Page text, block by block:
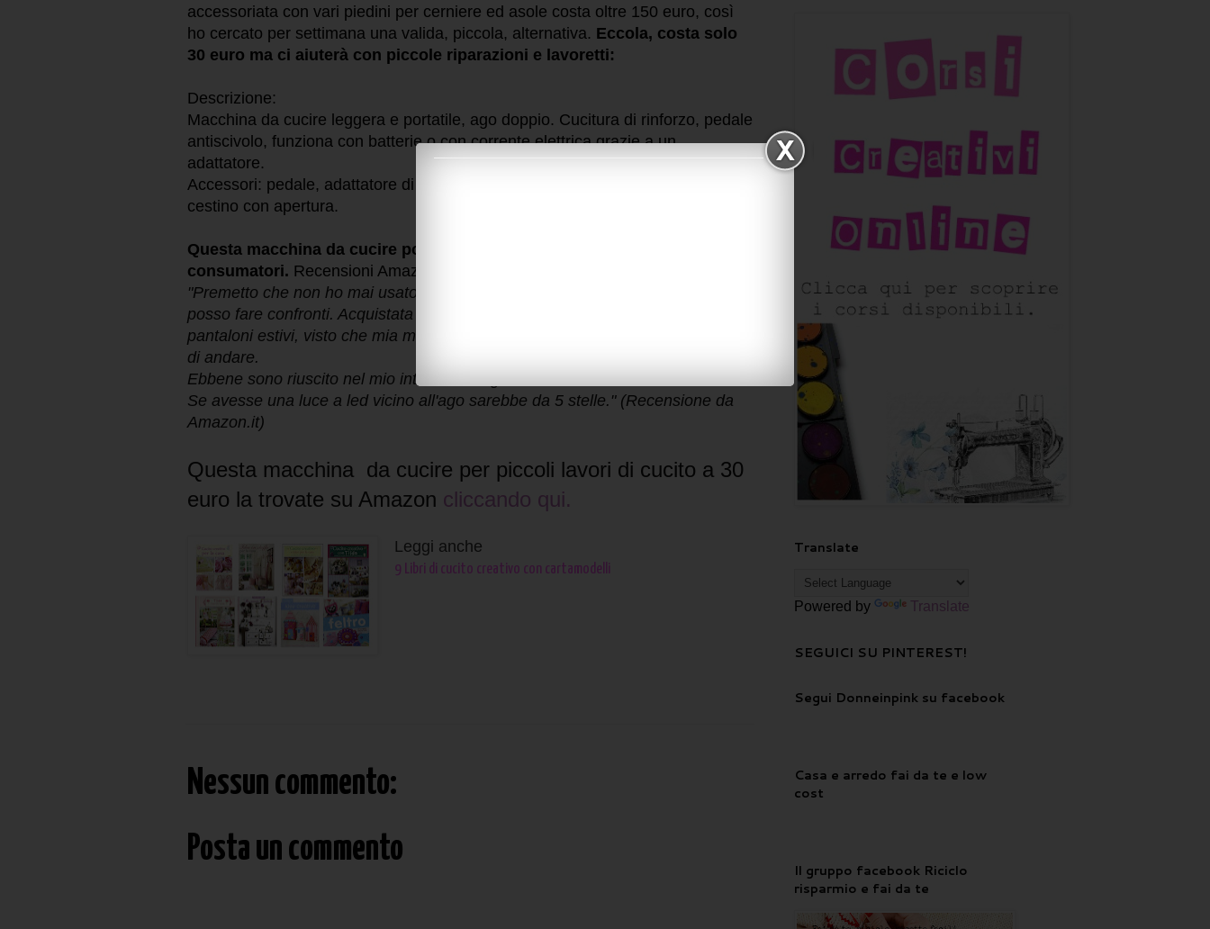
accessoriata con vari piedini per cerniere ed asole costa oltre 150 euro, così
ho cercato per settimana una valida, piccola, alternativa. Eccola, costa solo
30 euro ma ci aiuterà con piccole riparazioni e lavoretti:
Descrizione:
Macchina da cucire leggera e portatile, ago doppio. Cucitura di rinforzo, pedale
antiscivolo, funziona con batterie o con corrente elettrica grazie a un
adattatore.
Accessori: pedale, adattatore di corrente, 4 spolette, 1 ago, 1 infila aghi, un
cestino con apertura.
Questa macchina da cucire portatile low cost piace molto ai
consumatori. Recensioni Amazon: 4.5 stelle su 5.
"Premetto che non ho mai usato prima una macchina da cucire e quindi non
posso fare confronti. Acquistata per fare l'orlo a due paia di jeans ed paio di
pantaloni estivi, visto che mia moglie non cuce e dalla sarta non avevo voglia
di andare.
Ebbene sono riuscito nel mio intento consiglio vivamente.
Se avesse una luce a led vicino all'ago sarebbe da 5 stelle." (Recensione da
Amazon.it)
Questa macchina da cucire per piccoli lavori di cucito a 30
euro la trovate su Amazon cliccando qui.
Leggi anche
9 Libri di cucito creativo con cartamodelli
Nessun commento:
Posta un commento
Translate
Powered by Translate
SEGUICI SU PINTEREST!
Segui Donneinpink su facebook
Casa e arredo fai da te e low
cost
Il gruppo facebook Riciclo
risparmio e fai da te